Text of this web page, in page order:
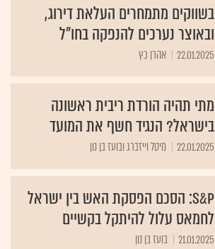
בשווקים מתמחרים העלאת דירוג,
ובאוצר נערכים להנפקה בחו"ל
22.01.2025 אהרן כץ
מתי תהיה הורדת ריבית ראשונה
בישראל? הנגיד חשף את המועד
22.01.2025 מיטל וייזברג ובועז בן נון
S&P: הסכם הפסקת האש בין ישראל
לחמאס עלול להיתקל בקשיים
21.01.2025 בועז בן נון